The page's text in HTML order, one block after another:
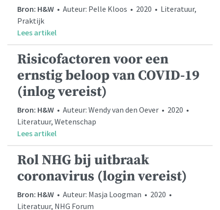
Bron: H&W • Auteur: Pelle Kloos • 2020 • Literatuur,
Praktijk
Lees artikel
Risicofactoren voor een
ernstig beloop van COVID-19
(inlog vereist)
Bron: H&W • Auteur: Wendy van den Oever • 2020 •
Literatuur, Wetenschap
Lees artikel
Rol NHG bij uitbraak
coronavirus (login vereist)
Bron: H&W • Auteur: Masja Loogman • 2020 •
Literatuur, NHG Forum